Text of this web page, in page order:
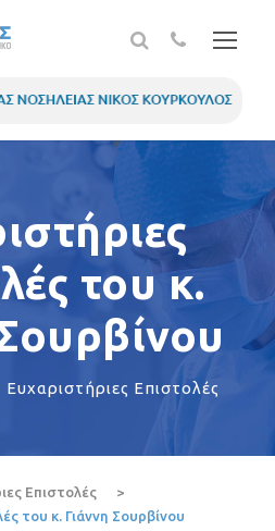
του κ.
Ευχαριστήριες Επιστολές
Επιστολές
>
του κ. Γιάννη Σουρβίνου